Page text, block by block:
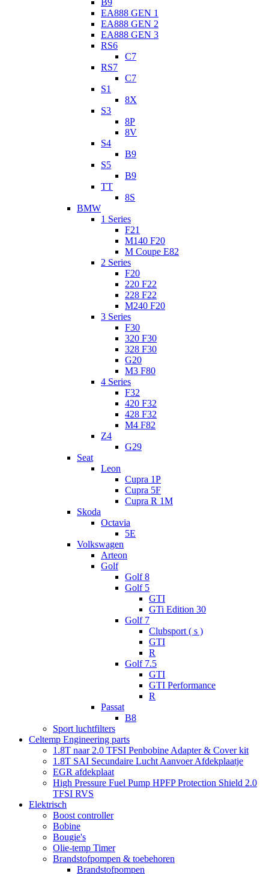
B9
EA888 GEN 1
EA888 GEN 2
EA888 GEN 3
RS6
C7
RS7
C7
S1
8X
S3
8P
8V
S4
B9
S5
B9
TT
8S
BMW
1 Series
F21
M140 F20
M Coupe E82
2 Series
F20
220 F22
228 F22
M240 F20
3 Series
F30
320 F30
328 F30
G20
M3 F80
4 Series
F32
420 F32
428 F32
M4 F82
Z4
G29
Seat
Leon
Cupra 1P
Cupra 5F
Cupra R 1M
Skoda
Octavia
5E
Volkswagen
Arteon
Golf
Golf 8
Golf 5
GTI
GTi Edition 30
Golf 7
Clubsport ( s )
GTI
R
Golf 7.5
GTI
GTI Performance
R
Passat
B8
Sport luchtfilters
Celtemp Engineering parts
1.8T naar 2.0 TFSI Penbobine Adapter & Cover kit
1.8T SAI Secundaire Lucht Aanvoer Afdekplaatje
EGR afdekplaat
High Pressure Fuel Pump HPFP Protection Shield 2.0
TFSI RVS
Elektrisch
Boost controller
Bobine
Bougie's
Olie-temp Timer
Brandstofpompen & toebehoren
Brandstofpompen